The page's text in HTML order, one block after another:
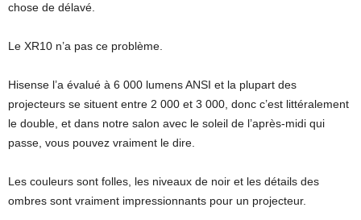
chose de délavé.
Le XR10 n’a pas ce problème.
Hisense l’a évalué à 6 000 lumens ANSI et la plupart des
projecteurs se situent entre 2 000 et 3 000, donc c’est littéralement
le double, et dans notre salon avec le soleil de l’après-midi qui
passe, vous pouvez vraiment le dire.
Les couleurs sont folles, les niveaux de noir et les détails des
ombres sont vraiment impressionnants pour un projecteur.